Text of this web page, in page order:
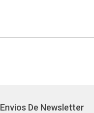
Envios De Newsletter